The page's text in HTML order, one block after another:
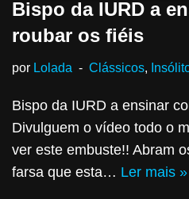
Bispo da IURD a
roubar os fiéis
por Lolada Clássicos
Bispo da IURD a ensinar
Divulguem o vídeo todo o
ver este embuste!! Abram
farsa que esta… Ler mais »